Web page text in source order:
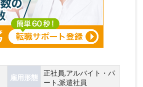
雇用形態
正社員,アルバイト・パ
ート,派遣社員